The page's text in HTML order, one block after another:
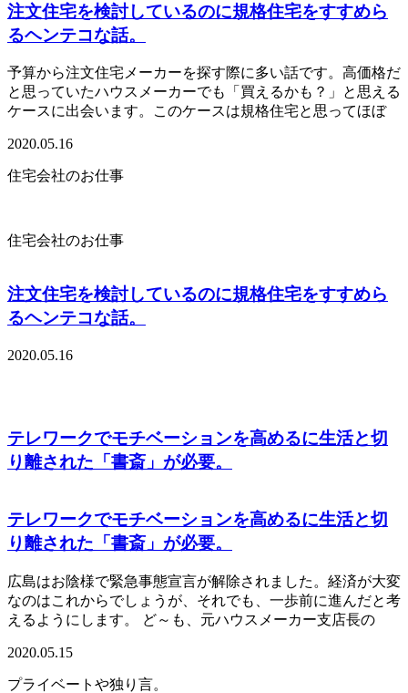
注文住宅を検討しているのに規格住宅をすすめら
るヘンテコな話。
予算から注文住宅メーカーを探す際に多い話です。高価格だ
と思っていたハウスメーカーでも「買えるかも？」と思える
ケースに出会います。このケースは規格住宅と思ってほぼ
2020.05.16
住宅会社のお仕事
住宅会社のお仕事
注文住宅を検討しているのに規格住宅をすすめら
るヘンテコな話。
2020.05.16
テレワークでモチベーションを高めるに生活と切
り離された「書斎」が必要。
テレワークでモチベーションを高めるに生活と切
り離された「書斎」が必要。
広島はお陰様で緊急事態宣言が解除されました。経済が大変
なのはこれからでしょうが、それでも、一歩前に進んだと考
えるようにします。 ど～も、元ハウスメーカー支店長の
2020.05.15
プライベートや独り言。